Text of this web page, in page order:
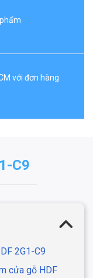
với đơn hàng
C9
2G1-C9
cửa gỗ HDF